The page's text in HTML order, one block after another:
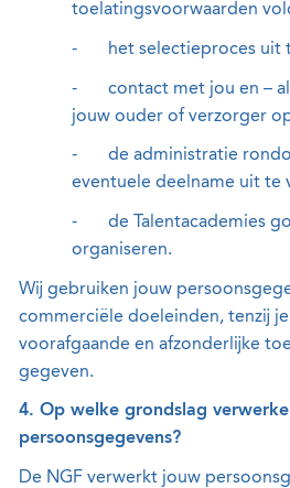
toelatingsvoorwaarden
- het selectieproces uit
- contact met jou en –
jouw ouder of verzorger
- de administratie
eventuele deelname uit te
- de Talentacademies
organiseren.
Wij gebruiken jouw
commerciële doeleinden, tenzij
voorafgaande en afzonderlijke
gegeven.
4. Op welke grondslag
persoonsgegevens?
De NGF verwerkt jouw